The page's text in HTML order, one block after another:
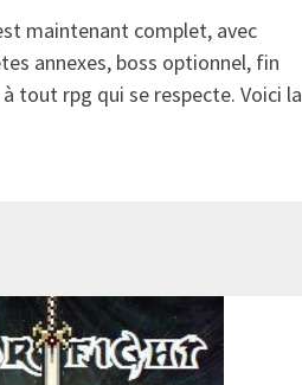
maintenant complet, avec
annexes, boss optionnel, fin
tout rpg qui se respecte. Voici la